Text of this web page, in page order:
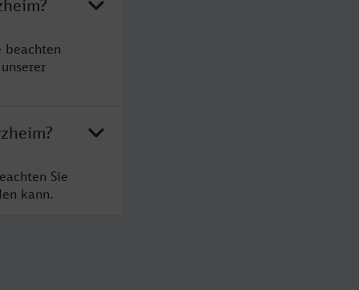
beachten
Sie
kann.